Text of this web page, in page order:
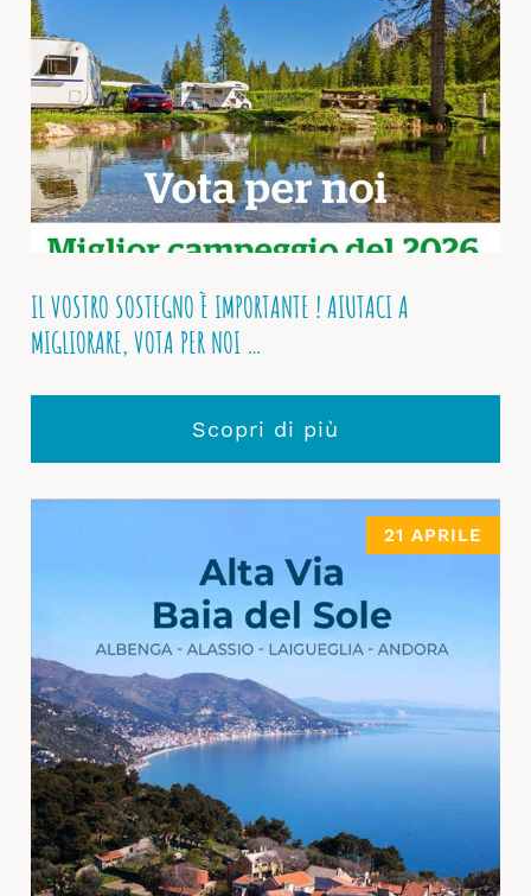
IL VOSTRO SOSTEGNO È IMPORTANTE ! AIUTACI A
MIGLIORARE, VOTA PER NOI …
Scopri di più
21 APRILE